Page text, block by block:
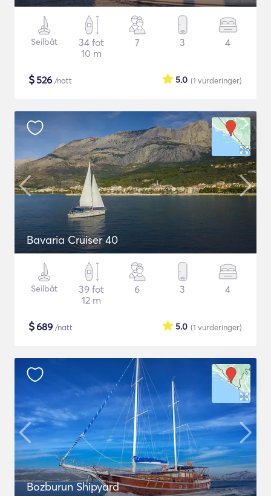
Seilbåt
34 fot
10 m
7 3 4
$526 /natt (1 vurderinger)
5.0
Bavaria Cruiser 40
Seilbåt
39 fot
12 m
6 3 4
$689 /natt (1 vurderinger)
5.0
Bozburun Shipyard